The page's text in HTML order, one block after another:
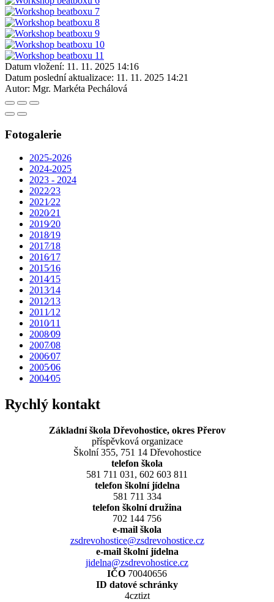
Datum vložení: 11. 11. 2025 14:16
Datum poslední aktualizace: 11. 11. 2025 14:21
Autor: Mgr. Markéta Pechálová
Fotogalerie
2025-2026
2024-2025
2023 - 2024
2022⁄23
2021⁄22
2020⁄21
2019⁄20
2018⁄19
2017⁄18
2016⁄17
2015⁄16
2014⁄15
2013⁄14
2012⁄13
2011⁄12
2010⁄11
2008⁄09
2007⁄08
2006⁄07
2005⁄06
2004⁄05
Rychlý kontakt
Základní škola Dřevohostice, okres Přerov
příspěvková organizace
Školní 355, 751 14 Dřevohostice
telefon škola
581 711 031, 602 603 811
telefon školní jídelna
581 711 334
telefon školní družina
702 144 756
e-mail škola
zsdrevohostice@zsdrevohostice.cz
e-mail školní jídelna
jidelna@zsdrevohostice.cz
IČO 70040656
ID datové schránky
4cztizt